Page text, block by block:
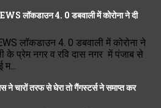
लॉकडाउन 4. 0 डबवाली में कोरोना ने दी
लॉकडाउन 4. 0 डबवाली में कोरोना ने
के प्रेम नगर व रवि दास नगर में पंजाब से
म...
ने चारों तरफ से घेरा तो गैंगस्टर्स ने समाप्त कर